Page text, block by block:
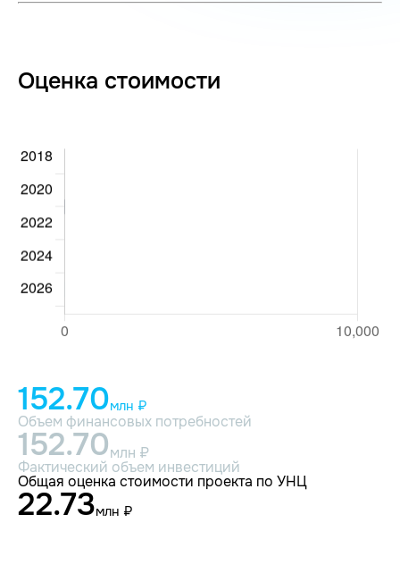
Оценка стоимости
152.70млн ₽
Объем финансовых потребностей
152.70млн ₽
Фактический объем инвестиций
Общая оценка стоимости проекта по УНЦ
22.73млн ₽